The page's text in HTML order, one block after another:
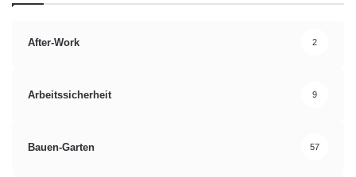
After-Work 2
Arbeitssicherheit 9
Bauen-Garten 57